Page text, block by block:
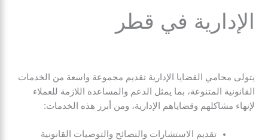
الإدارية في قطر
يتولى محامي القضايا الإدارية تقديم مجموعة واسعة من الخدمات
القانونية المتنوعة، بما يمثل الدعم والمساعدة اللازمة للعملاء
لإنهاء مشاكلهم وقضاياهم الإدارية، ومن أبرز هذه الخدمات:
تقديم الاستشارات والنصائح والتوصيات القانونية